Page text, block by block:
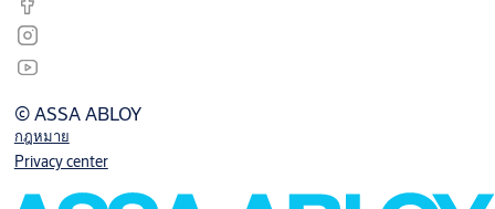
© ASSA ABLOY
กฎหมาย
Privacy center